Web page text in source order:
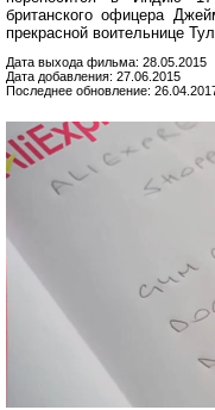
британского офицера
прекрасной воительнице
Дата выхода фильма: 28.05.2015
Дата добавления: 27.06.2015
Последнее обновление: